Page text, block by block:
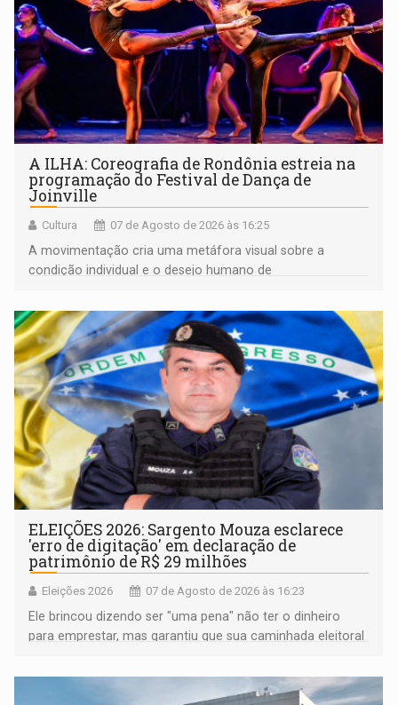
A ILHA: Coreografia de Rondônia estreia na
programação do Festival de Dança de
Joinville
Cultura 07 de Agosto de 2026 às 16:25
A movimentação cria uma metáfora visual sobre a
condição individual e o desejo humano de
ELEIÇÕES 2026: Sargento Mouza esclarece
'erro de digitação' em declaração de
patrimônio de R$ 29 milhões
Eleições 2026 07 de Agosto de 2026 às 16:23
Ele brincou dizendo ser "uma pena" não ter o dinheiro
para emprestar, mas garantiu que sua caminhada eleitoral